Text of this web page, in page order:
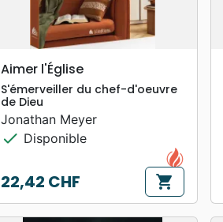
searchAPERÇU RAPIDE
Aimer l'Église
S'émerveiller du chef-d'oeuvre
de Dieu
Jonathan Meyer
check Disponible
Prix
22,42 CHF shopping_cart